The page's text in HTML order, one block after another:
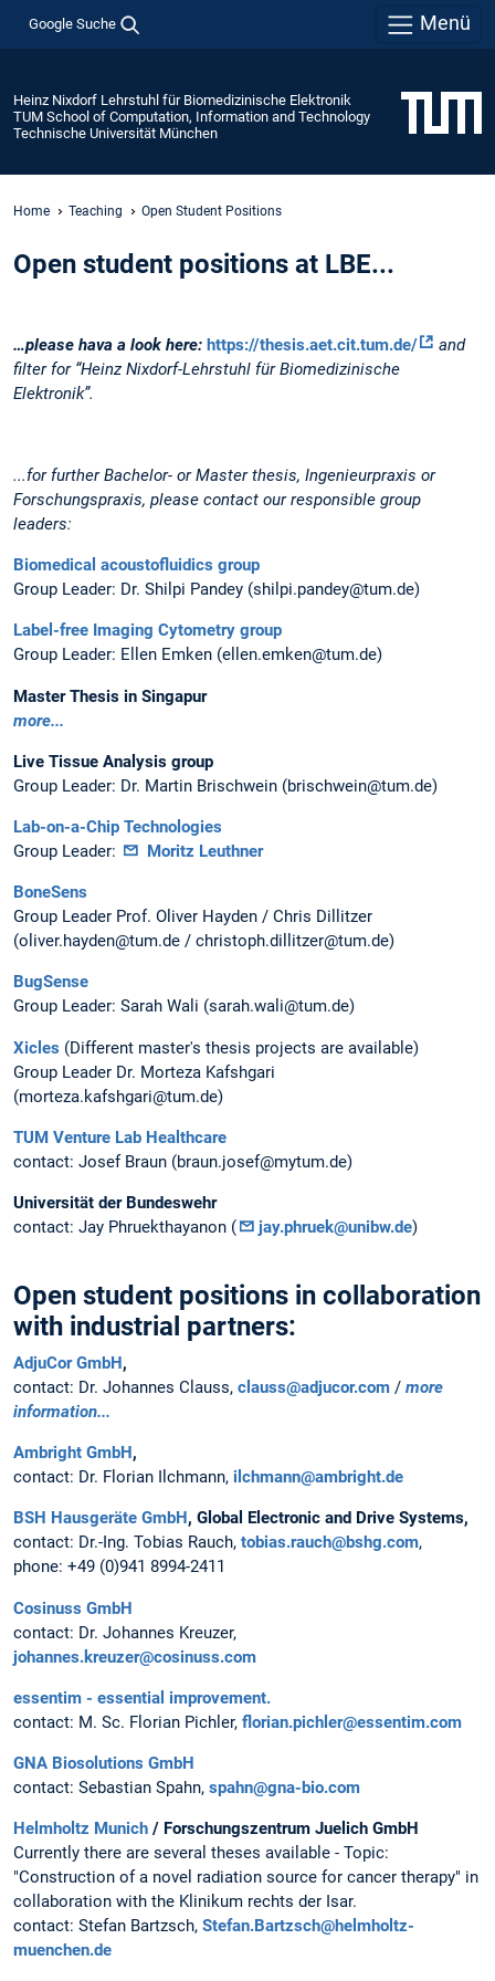
Google Suche Menü
Heinz Nixdorf Lehrstuhl für Biomedizinische Elektronik
TUM School of Computation, Information and Technology
Technische Universität München
Home Teaching Open Student Positions
Open student positions at LBE...
…please hava a look here: https://thesis.aet.cit.tum.de/
and
filter for “Heinz Nixdorf-Lehrstuhl für Biomedizinische
Elektronik”.
...for further Bachelor- or Master thesis, Ingenieurpraxis or
Forschungspraxis, please contact our responsible group
leaders:
Biomedical acoustofluidics group
Group Leader: Dr. Shilpi Pandey (shilpi.pandey@tum.de)
Label-free Imaging Cytometry group
Group Leader: Ellen Emken (ellen.emken@tum.de)
Master Thesis in Singapur
more...
Live Tissue Analysis group
Group Leader: Dr. Martin Brischwein (brischwein@tum.de)
Lab-on-a-Chip Technologies
Group Leader:
Moritz Leuthner
BoneSens
Group Leader Prof. Oliver Hayden / Chris Dillitzer
(oliver.hayden@tum.de / christoph.dillitzer@tum.de)
BugSense
Group Leader: Sarah Wali (sarah.wali@tum.de)
Xicles (Different master's thesis projects are available)
Group Leader Dr. Morteza Kafshgari
(morteza.kafshgari@tum.de)
TUM Venture Lab Healthcare
contact: Josef Braun (braun.josef@mytum.de)
Universität der Bundeswehr
contact: Jay Phruekthayanon (
jay.phruek@unibw.de)
Open student positions in collaboration
with industrial partners:
AdjuCor GmbH,
contact: Dr. Johannes Clauss, clauss@adjucor.com / more
information...
Ambright GmbH,
contact: Dr. Florian Ilchmann, ilchmann@ambright.de
BSH Hausgeräte GmbH , Global Electronic and Drive Systems,
contact: Dr.-Ing. Tobias Rauch, tobias.rauch@bshg.com,
phone: +49 (0)941 8994-2411
Cosinuss GmbH
contact: Dr. Johannes Kreuzer,
johannes.kreuzer@cosinuss.com
essentim - essential improvement.
contact: M. Sc. Florian Pichler, florian.pichler@essentim.com
GNA Biosolutions GmbH
contact: Sebastian Spahn, spahn@gna-bio.com
Helmholtz Munich / Forschungszentrum Juelich GmbH
Currently there are several theses available - Topic:
"Construction of a novel radiation source for cancer therapy" in
collaboration with the Klinikum rechts der Isar.
contact: Stefan Bartzsch, Stefan.Bartzsch@helmholtz-
muenchen.de